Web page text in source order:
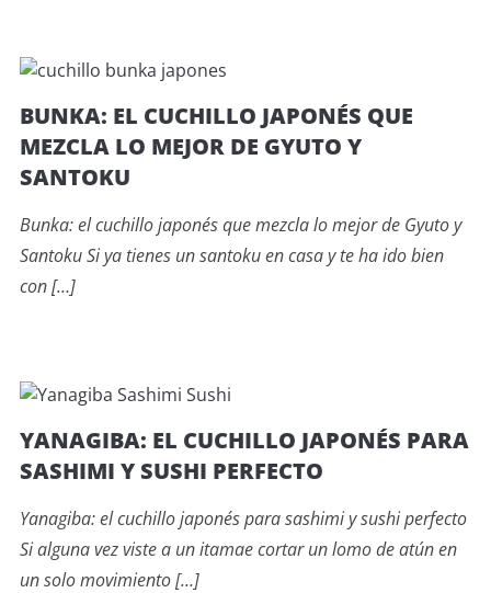
BUNKA: EL CUCHILLO JAPONÉS QUE
MEZCLA LO MEJOR DE GYUTO Y
SANTOKU
Bunka: el cuchillo japonés que mezcla lo mejor de Gyuto y
Santoku Si ya tienes un santoku en casa y te ha ido bien
con […]
YANAGIBA: EL CUCHILLO JAPONÉS PARA
SASHIMI Y SUSHI PERFECTO
Yanagiba: el cuchillo japonés para sashimi y sushi perfecto
Si alguna vez viste a un itamae cortar un lomo de atún en
un solo movimiento […]